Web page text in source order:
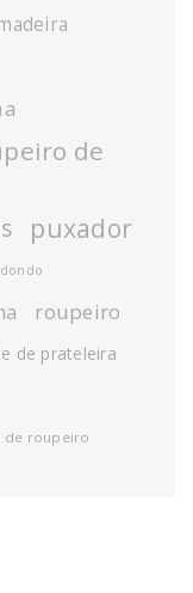
de
puxador
roupeiro
de prateleira
de roupeiro